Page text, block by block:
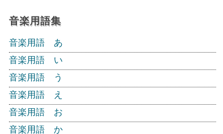
音楽用語集
音楽用語 あ
音楽用語 い
音楽用語 う
音楽用語 え
音楽用語 お
音楽用語 か